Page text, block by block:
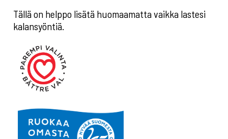
Tällä on helppo lisätä huomaamatta vaikka lastesi
kalansyöntiä.